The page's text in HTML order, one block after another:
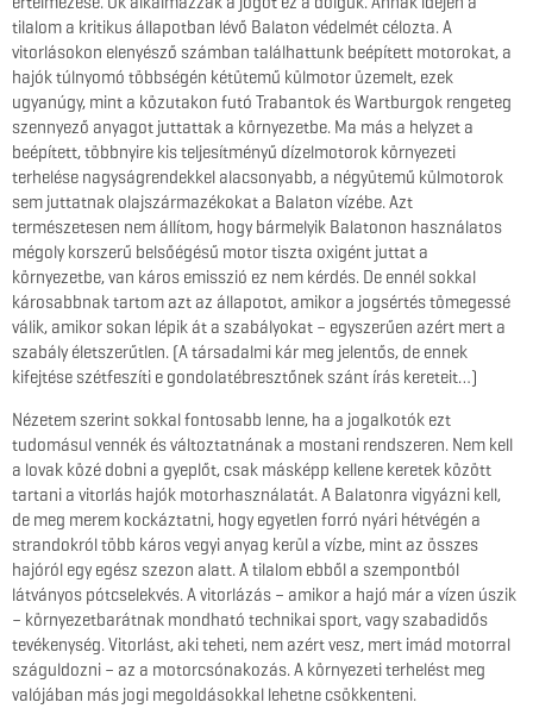
tilalom a kritikus állapotban lévő Balaton védelmét célozta. A
vitorlásokon elenyésző számban találhattunk beépített motorokat, a
hajók túlnyomó többségén kétütemű külmotor üzemelt, ezek
ugyanúgy, mint a közutakon futó Trabantok és Wartburgok rengeteg
szennyező anyagot juttattak a környezetbe. Ma más a helyzet a
beépített, többnyire kis teljesítményű dízelmotorok környezeti
terhelése nagyságrendekkel alacsonyabb, a négyütemű külmotorok
sem juttatnak olajszármazékokat a Balaton vízébe. Azt
természetesen nem állítom, hogy bármelyik Balatonon használatos
mégoly korszerű belsőégésű motor tiszta oxigént juttat a
környezetbe, van káros emisszió ez nem kérdés. De ennél sokkal
károsabbnak tartom azt az állapotot, amikor a jogsértés tömegessé
válik, amikor sokan lépik át a szabályokat – egyszerűen azért mert a
szabály életszerűtlen. (A társadalmi kár meg jelentős, de ennek
kifejtése szétfeszíti e gondolatébresztőnek szánt írás kereteit…)
Nézetem szerint sokkal fontosabb lenne, ha a jogalkotók ezt
tudomásul vennék és változtatnának a mostani rendszeren. Nem kell
a lovak közé dobni a gyeplőt, csak másképp kellene keretek között
tartani a vitorlás hajók motorhasználatát. A Balatonra vigyázni kell,
de meg merem kockáztatni, hogy egyetlen forró nyári hétvégén a
strandokról több káros vegyi anyag kerül a vízbe, mint az összes
hajóról egy egész szezon alatt. A tilalom ebből a szempontból
látványos pótcselekvés. A vitorlázás – amikor a hajó már a vízen úszik
– környezetbarátnak mondható technikai sport, vagy szabadidős
tevékenység. Vitorlást, aki teheti, nem azért vesz, mert imád motorral
száguldozni – az a motorcsónakozás. A környezeti terhelést meg
valójában más jogi megoldásokkal lehetne csökkenteni.